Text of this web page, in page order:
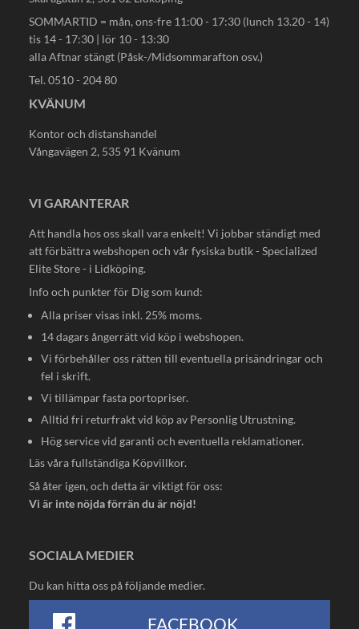
SOMMARTID = mån, ons-fre 11:00 - 17:30 (lunch 13.20 - 14)
tis 14 - 17:30 | lör 10 - 13:30
alla Aftnar stängt (Påsk-/Midsommarafton osv.)
Tel. 0510 - 204 80
KVÄNUM
Kontor och distanshandel
Vångavägen 2, 535 91 Kvänum
VI GARANTERAR
Att handla hos oss skall vara enkelt! Vi jobbar ständigt med
att förbättra webshopen och vår fysiska butik - Specialized
Elite Store - i Lidköping.
Info och punkter för Dig som kund:
Alla priser visas inkl. 25% moms.
14 dagars ångerrätt vid köp i webshopen.
Vi förbehåller oss rätten till eventuella prisändringar och
fel i skrift.
Vi tillämpar fasta portopriser.
Alltid fri returfrakt vid köp av Personlig Utrustning.
Hög service vid garanti och eventuella reklamationer.
Läs våra fullständiga Köpvillkor.
Så åter igen, och detta är viktigt för oss:
Vi är inte nöjda förrän du är nöjd!
SOCIALA MEDIER
Du kan hitta oss på följande medier.
FACEBOOK